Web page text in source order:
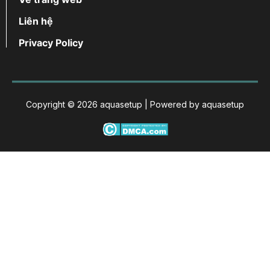
Liên hệ
Privacy Policy
Copyright © 2026 aquasetup | Powered by aquasetup